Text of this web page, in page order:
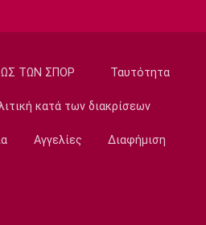
Ζερμέν
ΤΩΝ ΣΠΟΡ Ταυτότητα
κατά των διακρίσεων
Αγγελίες Διαφήμιση